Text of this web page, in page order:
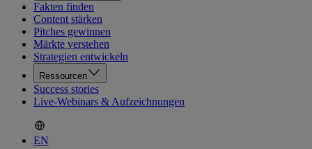
Fakten finden
Content stärken
Pitches gewinnen
Märkte verstehen
Strategien entwickeln
Ressourcen
Success stories
Live-Webinars & Aufzeichnungen
EN